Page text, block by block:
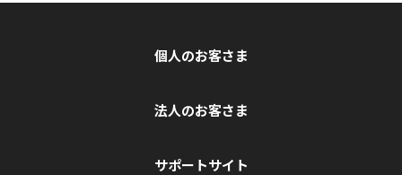
個人のお客さま
法人のお客さま
サポートサイト